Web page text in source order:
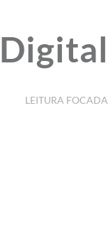
LEITURA FOCADA